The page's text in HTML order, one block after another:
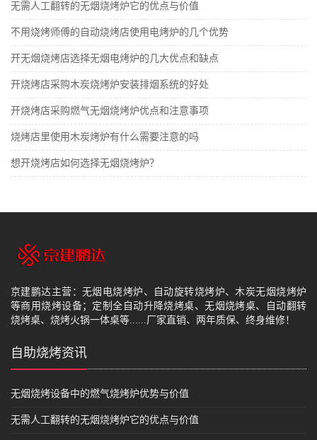
无需人工翻转的无烟烧烤炉它的优点与价值
不用烧烤师傅的自动烧烤店使用电烤炉的几个优势
开无烟烧烤店选择无烟电烤炉的几大优点和缺点
开烧烤店采购木炭烧烤炉安装排烟系统的好处
开烧烤店采购燃气无烟烧烤炉优点和注意事项
烧烤店里使用木炭烤炉有什么需要注意的吗
想开烧烤店如何选择无烟烧烤炉？
京建鹏达主营：无烟电烧烤炉、自动旋转烧烤炉、木炭无烟烧烤炉
等商用烧烤设备；定制全自动升降烧烤桌、无烟烧烤桌、自动翻转
烧烤桌、烧烤火锅一体桌等......厂家直销、两年质保、终身维修！
自助烧烤资讯
无烟烧烤设备中的燃气烧烤炉优势与价值
无需人工翻转的无烟烧烤炉它的优点与价值